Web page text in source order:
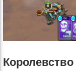
Королевство